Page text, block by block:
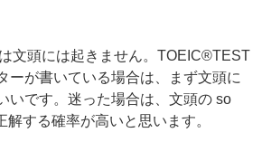
文頭には起きません。TOEIC®TEST
ーが書いている場合は、まず文頭に
いです。迷った場合は、文頭の so
解する確率が高いと思います。